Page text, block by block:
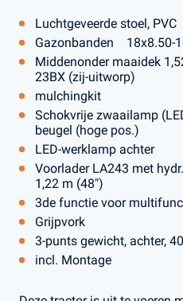
Luchtgeveerde stoel, PVC
Gazonbanden 18x8.50-
Middenonder maaidek
23BX (zij-uitworp)
mulchingkit
Schokvrije zwaailamp
beugel (hoge pos.)
LED-werklamp achter
Voorlader LA243 met
1,22 m (48")
3de functie voor
Grijpvork
3-punts gewicht, achter,
incl. Montage